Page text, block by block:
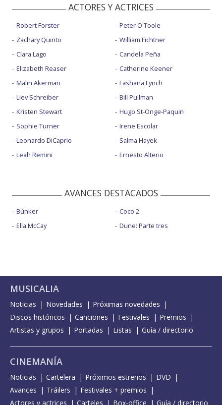
ACTORES Y ACTRICES
Robert Forster
Zachary Quinto
Clara Lago
Elizabeth Reaser
Malin Akerman
Liev Schreiber
Kristen Stewart
Sophie Turner
Leonardo DiCaprio
Leah Remini
Peter O'Toole
William Fichtner
Candela Peña
Catherine Keener
Lashana Lynch
Bill Pullman
Hugo St-Onge-Paquin
Irene Escolar
Salma Hayek
Ernesto Alterio
AVANCES DESTACADOS
Búnker
Ella McCay
Coco 2
Dune: Parte tres
MUSICALIA
Noticias Novedades
Próximas novedades
Discos históricos
Canciones Festivales
Premios
Artistas y grupos
Portadas Listas Guía / directorio
CINEMANÍA
Noticias Cartelera Próximos estrenos
DVD
Avances
Tráilers
Festivales + premios
Actores y actrices
Carteles Box-office Guía / directorio